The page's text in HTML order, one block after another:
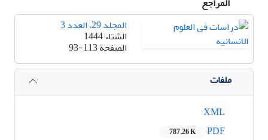
المجلد 29، العدد 3
الشتاء 1444
الصفحة93-113
ملفات
787.26 K